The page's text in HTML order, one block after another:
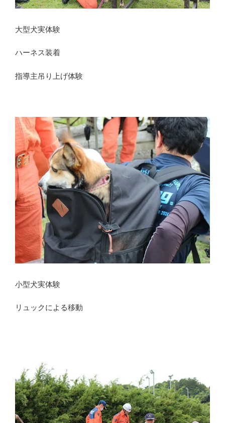
大型犬実体験
ハーネス装着
指導主吊り上げ体験
小型犬実体験
リュックによる移動